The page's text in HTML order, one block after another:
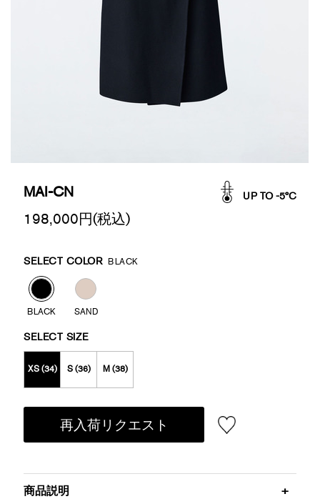
MAI-CN UP TO -5°C
198,000円(税込)
Variations
SELECT COLOR BLACK
BLACK SAND
SELECT SIZE
XS (34) S (36) M (38)
再入荷リクエスト
商品説明